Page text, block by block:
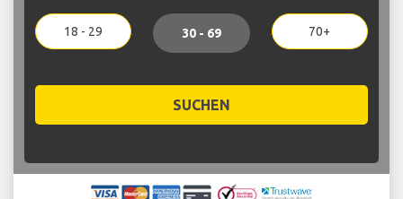
18 - 29 30 - 69 70+
SUCHEN